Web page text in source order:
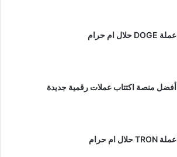
عملة DOGE حلال ام حرام
أفضل منصة اكتتاب عملات رقمية جديدة
عملة TRON حلال ام حرام​